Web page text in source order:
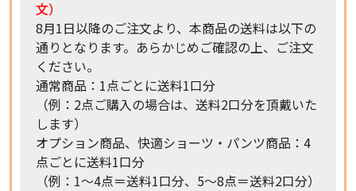
文）
8月1日以降のご注文より、本商品の送料は以下の
通りとなります。あらかじめご確認の上、ご注文
ください。
通常商品：1点ごとに送料1口分
（例：2点ご購入の場合は、送料2口分を頂戴いた
します）
オプション商品、快適ショーツ・パンツ商品：4
点ごとに送料1口分
（例：1〜4点＝送料1口分、5〜8点＝送料2口分）